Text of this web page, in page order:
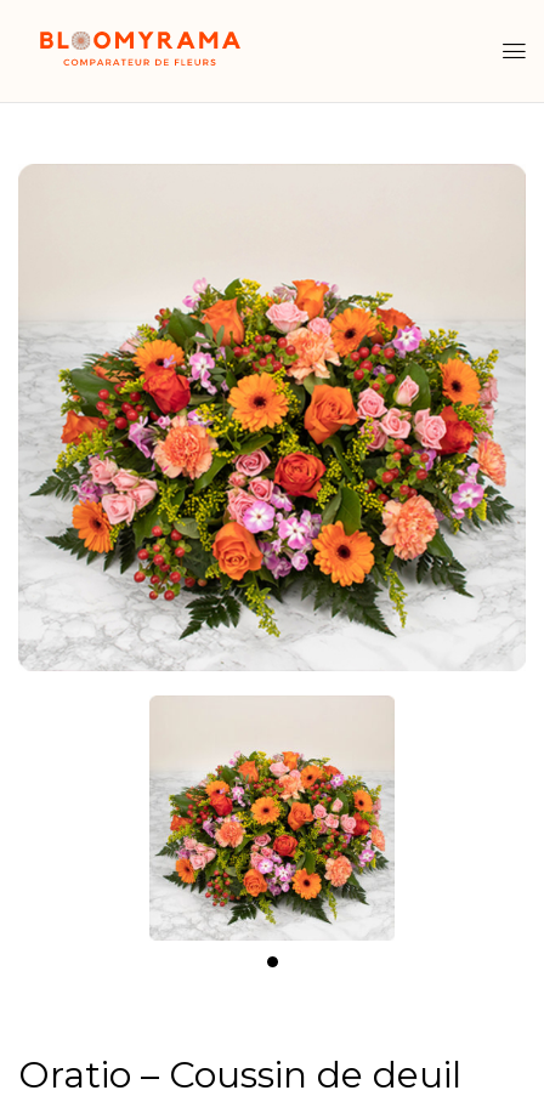
Oratio – Coussin de deuil